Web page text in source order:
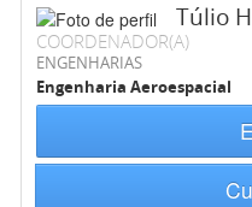
Túlio
COORDENADOR(A)
ENGENHARIAS
Engenharia Aeroespacial